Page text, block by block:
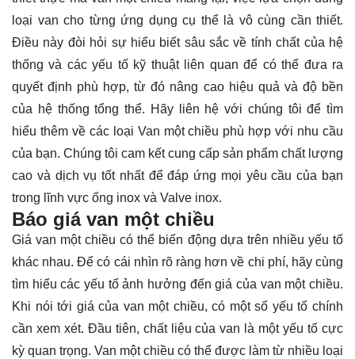
loại van cho từng ứng dụng cụ thể là vô cùng cần thiết.
Điều này đòi hỏi sự hiểu biết sâu sắc về tính chất của hệ
thống và các yếu tố kỹ thuật liên quan để có thể đưa ra
quyết định phù hợp, từ đó nâng cao hiệu quả và độ bền
của hệ thống tổng thể. Hãy
liên hệ với chúng tôi để tìm
hiểu thêm về các loại Van một chiều phù hợp với nhu cầu
của bạn. Chúng tôi cam kết cung cấp sản phẩm chất lượng
cao và dịch vụ tốt nhất để đáp ứng mọi yêu cầu của bạn
trong lĩnh vực ống inox và Valve inox.
Báo giá van một chiều
Giá van một chiều có thể biến động dựa trên nhiều yếu tố
khác nhau. Để có cái nhìn rõ ràng hơn về chi phí, hãy cùng
tìm hiểu các yếu tố ảnh hưởng đến giá của van một chiều.
Khi nói tới giá của van một chiều, có một số yếu tố chính
cần xem xét. Đầu tiên, chất liệu của van là một yếu tố cực
kỳ quan trọng. Van một chiều có thể được làm từ nhiều loại